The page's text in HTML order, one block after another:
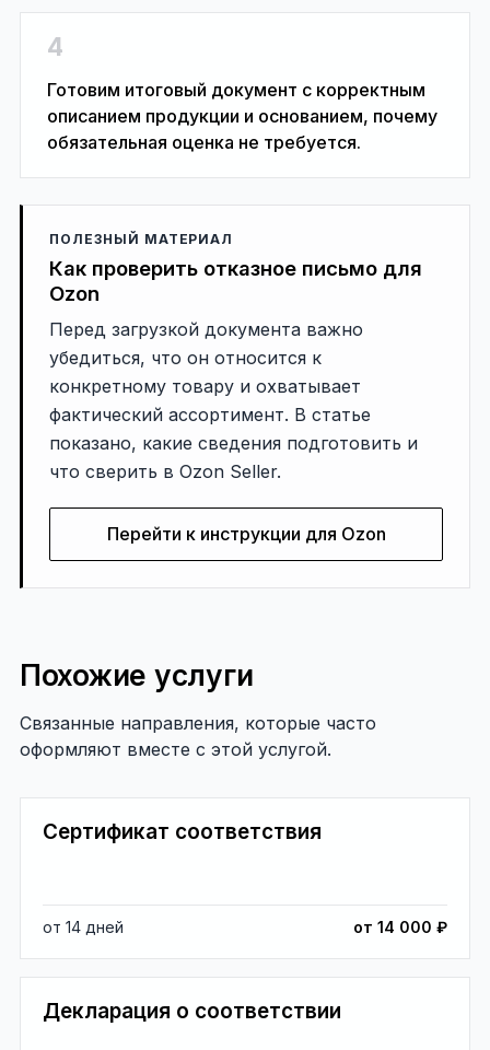
4
Готовим итоговый документ с корректным
описанием продукции и основанием, почему
обязательная оценка не требуется.
ПОЛЕЗНЫЙ МАТЕРИАЛ
Как проверить отказное письмо для
Ozon
Перед загрузкой документа важно
убедиться, что он относится к
конкретному товару и охватывает
фактический ассортимент. В статье
показано, какие сведения подготовить и
что сверить в Ozon Seller.
Перейти к инструкции для Ozon
Похожие услуги
Связанные направления, которые часто
оформляют вместе с этой услугой.
Сертификат соответствия
от 14 дней от 14 000 ₽
Декларация о соответствии